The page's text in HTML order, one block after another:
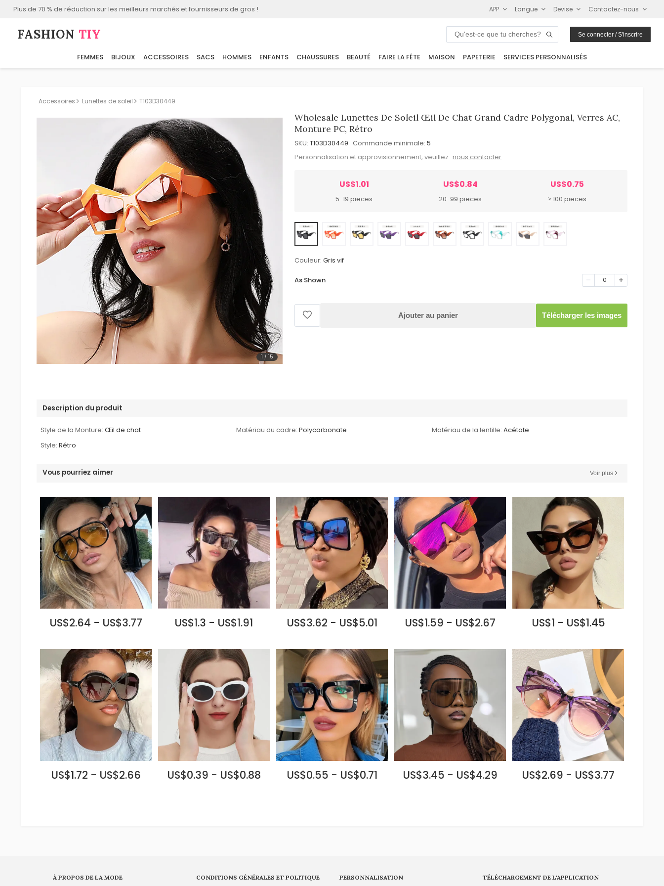
Plus de 70 % de réduction sur les meilleurs marchés et fournisseurs de gros ! APP Langue Devise Contactez-nous
FASHION⁠ TIY Se connecter / S'inscrire
FEMMES BIJOUX ACCESSOIRES SACS HOMMES ENFANTS CHAUSSURES BEAUTÉ FAIRE LA FÊTE MAISON PAPETERIE SERVICES PERSONNALISÉS
Accessoires Lunettes de soleil T103D30449
1 / 15
Wholesale Lunettes De Soleil Œil De Chat Grand Cadre Polygonal, Verres AC,
Monture PC, Rétro
SKU: T103D30449 Commande minimale: 5
Personnalisation et approvisionnement, veuillez nous contacter
US$1.01
5-19 pieces
US$0.84
20-99 pieces
US$0.75
≥ 100 pieces
Couleur: Gris vif
As Shown 0
Ajouter au panier Télécharger les images
Description du produit
Style de la Monture: Œil de chat Matériau du cadre: Polycarbonate Matériau de la lentille: Acétate
Style: Rétro
Vous pourriez aimer Voir plus
US$2.64 - US$3.77 US$1.3 - US$1.91 US$3.62 - US$5.01 US$1.59 - US$2.67 US$1 - US$1.45
US$1.72 - US$2.66 US$0.39 - US$0.88 US$0.55 - US$0.71 US$3.45 - US$4.29 US$2.69 - US$3.77
À PROPOS DE LA MODE CONDITIONS GÉNÉRALES ET POLITIQUE PERSONNALISATION TÉLÉCHARGEMENT DE L'APPLICATION